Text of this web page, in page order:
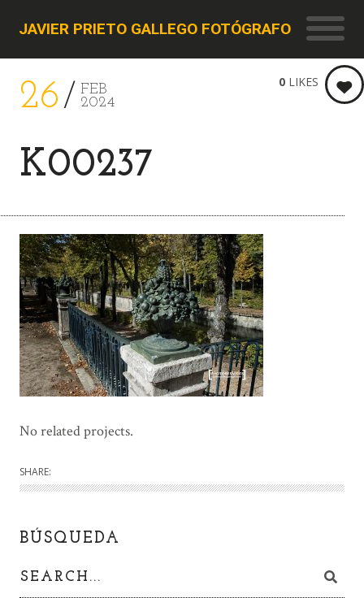
JAVIER PRIETO GALLEGO FOTÓGRAFO
26
FEB
2024
K00237
0 LIKES
No related projects.
SHARE:
BÚSQUEDA